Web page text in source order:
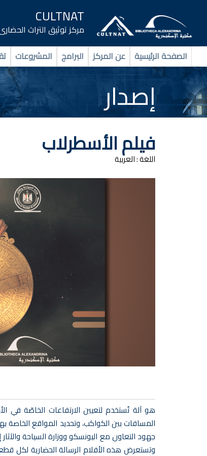
CULTNAT
مركز توثيق التراث
الصفحة الرئيسية عن المركز البرامج المشروعات
إصدار
فيلم الأسطرلاب
اللغة :العربية
هو آلة تُستخدم لتعيين الارتفاعات الخاصّة في
المسافات بين الكواكب، وتحديد المواقع الخاصة
جهود التعاون مع اليونسكو ووزارة السياحة
وتستعرض هذه الأفلام الرسالة الحضارية لكل